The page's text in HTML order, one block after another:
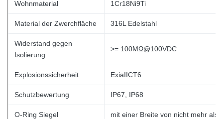
Wohnmaterial 1Cr18Ni9Ti
Material der Zwerchfläche 316L Edelstahl
Widerstand gegen
Isolierung
>= 100MΩ@100VDC
Explosionssicherheit ExiaIICT6
Schutzbewertung IP67, IP68
O-Ring Siegel mit einer Breite von nicht mehr als